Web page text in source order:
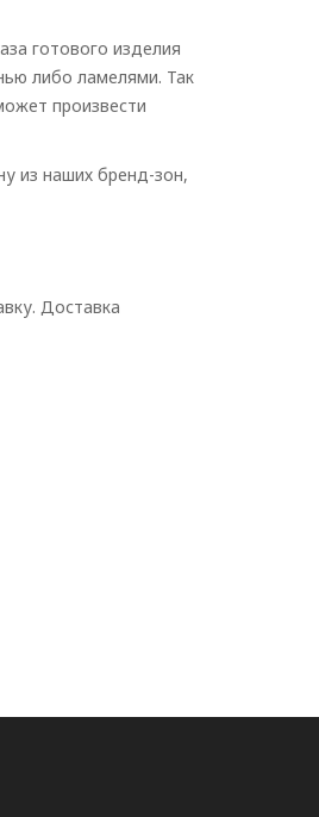
готового изделия
либо ламелями. Так
произвести
из наших бренд-зон,
Доставка